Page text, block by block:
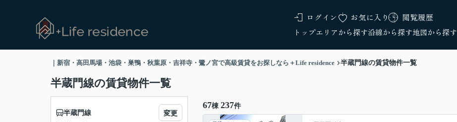
ログイン お気に入り
閲覧履歴
トップエリアから探す沿線から探す地図から探す
｜新宿・高田馬場・池袋・巣鴨・秋葉原・吉祥寺・鷺ノ宮で高級賃貸をお探しなら＋Life residence 半蔵門線の賃貸物件一覧
半蔵門線の賃貸物件一覧
67棟 237件
半蔵門線 変更